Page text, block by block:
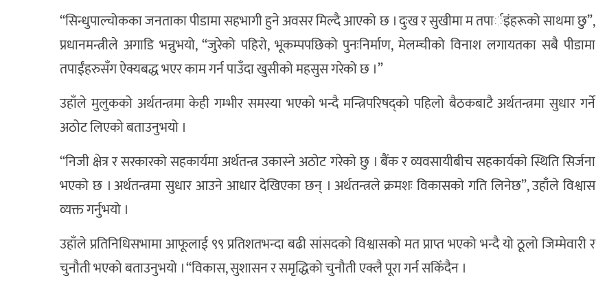
“सिन्धुपाल्चोकका जनताका पीडामा सहभागी हुने अवसर मिल्दै आएको छ । दुःख र सुखीमा म तपार्इंहरूको साथमा छु”,
प्रधानमन्त्रीले अगाडि भन्नुभयो, “जुरेको पहिरो, भूकम्पपछिको पुनःनिर्माण, मेलम्चीको विनाश लगायतका सबै पीडामा
तपाईंहरुसँग ऐक्यबद्ध भएर काम गर्न पाउँदा खुसीको महसुस गरेको छ ।”
उहाँले मुलुकको अर्थतन्त्रमा केही गम्भीर समस्या भएको भन्दै मन्त्रिपरिषद्को पहिलो बैठकबाटै अर्थतन्त्रमा सुधार गर्ने
अठोट लिएको बताउनुभयो ।
“निजी क्षेत्र र सरकारको सहकार्यमा अर्थतन्त्र उकास्ने अठोट गरेको छु । बैंक र व्यवसायीबीच सहकार्यको स्थिति सिर्जना
भएको छ । अर्थतन्त्रमा सुधार आउने आधार देखिएका छन् । अर्थतन्त्रले क्रमशः विकासको गति लिनेछ”, उहाँले विश्वास
व्यक्त गर्नुभयो ।
उहाँले प्रतिनिधिसभामा आफूलाई ९९ प्रतिशतभन्दा बढी सांसदको विश्वासको मत प्राप्त भएको भन्दै यो ठूलो जिम्मेवारी र
चुनौती भएको बताउनुभयो । “विकास, सुशासन र समृद्धिको चुनौती एक्लै पूरा गर्न सकिँदैन ।